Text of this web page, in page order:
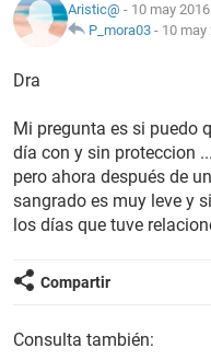
Aristic@ - 10 may
P_mora03 - 10 may
Dra
Mi pregunta es si puedo
día con y sin proteccion
pero ahora después de
sangrado es muy leve y
los días que tuve
Compartir
Consulta también: